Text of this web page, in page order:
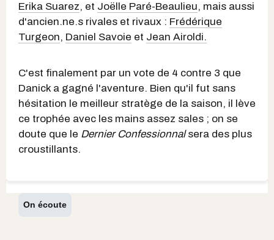
Erika Suarez, et Joëlle Paré-Beaulieu, mais aussi
d'ancien.ne.s rivales et rivaux : Frédérique
Turgeon, Daniel Savoie et Jean Airoldi.
C'est finalement par un vote de 4 contre 3 que
Danick a gagné l'aventure. Bien qu'il fut sans
hésitation le meilleur stratège de la saison, il lève
ce trophée avec les mains assez sales ; on se
doute que le Dernier Confessionnalsera des plus
croustillants.
On écoute